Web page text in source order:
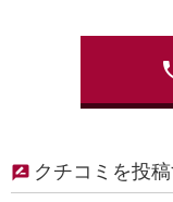
クチコミを投